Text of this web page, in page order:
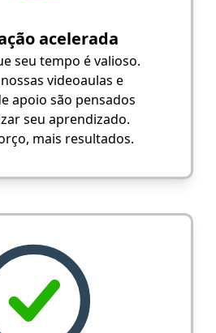
acelerada
seu tempo é valioso.
videoaulas e
apoio são pensados
seu aprendizado.
mais resultados.